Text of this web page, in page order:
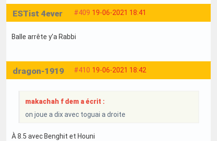
#409 19-06-2021 18:41
ESTist 4ever
Balle arrête y’a Rabbi
#410 19-06-2021 18:42
dragon-1919
makachah f dem a écrit :
on joue a dix avec toguai a droite
À 8.5 avec Benghit et Houni